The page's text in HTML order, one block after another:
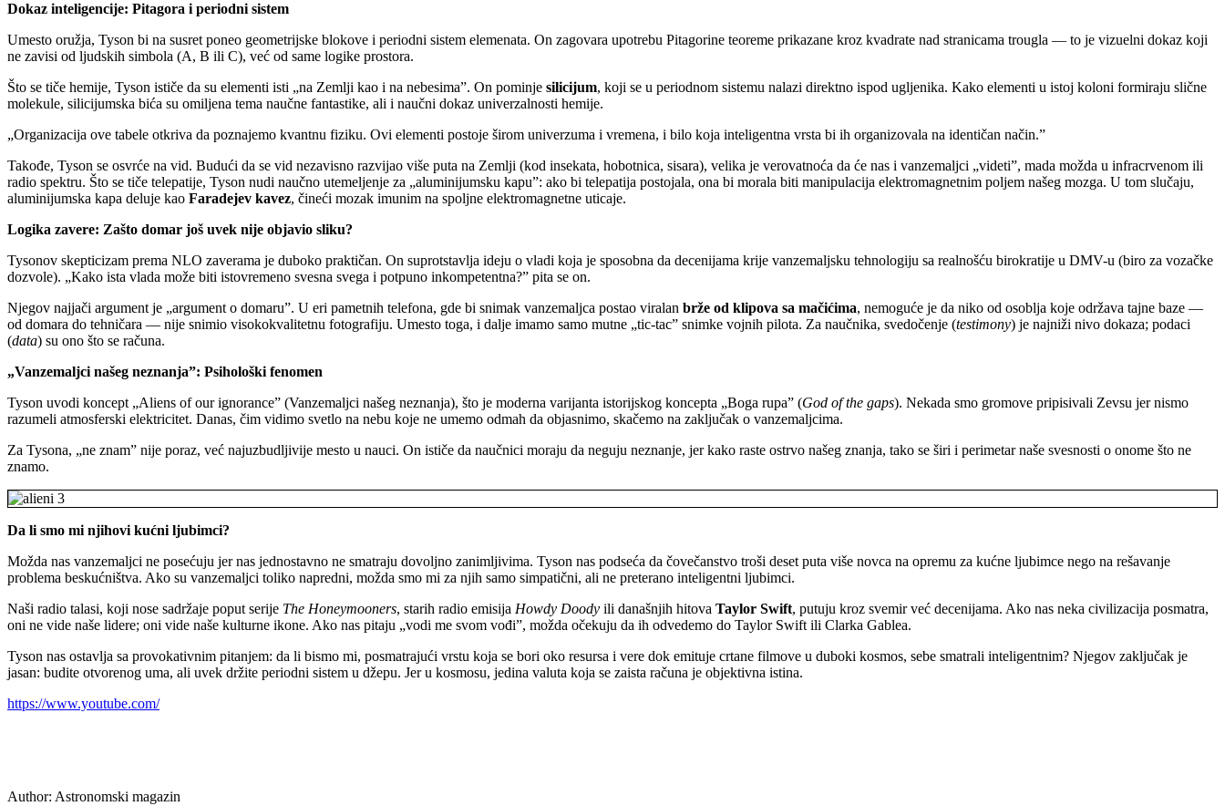
Dokaz inteligencije: Pitagora i periodni sistem
Umesto oružja, Tyson bi na susret poneo geometrijske blokove i periodni sistem elemenata. On zagovara upotrebu Pitagorine teoreme prikazane kroz kvadrate nad stranicama trougla — to je vizuelni dokaz koji
ne zavisi od ljudskih simbola (A, B ili C), već od same logike prostora.
Što se tiče hemije, Tyson ističe da su elementi isti „na Zemlji kao i na nebesima”. On pominje silicijum, koji se u periodnom sistemu nalazi direktno ispod ugljenika. Kako elementi u istoj koloni formiraju slične
molekule, silicijumska bića su omiljena tema naučne fantastike, ali i naučni dokaz univerzalnosti hemije.
„Organizacija ove tabele otkriva da poznajemo kvantnu fiziku. Ovi elementi postoje širom univerzuma i vremena, i bilo koja inteligentna vrsta bi ih organizovala na identičan način.”
Takođe, Tyson se osvrće na vid. Budući da se vid nezavisno razvijao više puta na Zemlji (kod insekata, hobotnica, sisara), velika je verovatnoća da će nas i vanzemaljci „videti”, mada možda u infracrvenom ili
radio spektru. Što se tiče telepatije, Tyson nudi naučno utemeljenje za „aluminijumsku kapu”: ako bi telepatija postojala, ona bi morala biti manipulacija elektromagnetnim poljem našeg mozga. U tom slučaju,
aluminijumska kapa deluje kao Faradejev kavez, čineći mozak imunim na spoljne elektromagnetne uticaje.
Logika zavere: Zašto domar još uvek nije objavio sliku?
Tysonov skepticizam prema NLO zaverama je duboko praktičan. On suprotstavlja ideju o vladi koja je sposobna da decenijama krije vanzemaljsku tehnologiju sa realnošću birokratije u DMV-u (biro za vozačke
dozvole). „Kako ista vlada može biti istovremeno svesna svega i potpuno inkompetentna?” pita se on.
Njegov najjači argument je „argument o domaru”. U eri pametnih telefona, gde bi snimak vanzemaljca postao viralan brže od klipova sa mačićima, nemoguće je da niko od osoblja koje održava tajne baze —
od domara do tehničara — nije snimio visokokvalitetnu fotografiju. Umesto toga, i dalje imamo samo mutne „tic-tac” snimke vojnih pilota. Za naučnika, svedočenje (testimony) je najniži nivo dokaza; podaci
(data) su ono što se računa.
„Vanzemaljci našeg neznanja”: Psihološki fenomen
Tyson uvodi koncept „Aliens of our ignorance” (Vanzemaljci našeg neznanja), što je moderna varijanta istorijskog koncepta „Boga rupa” (God of the gaps). Nekada smo gromove pripisivali Zevsu jer nismo
razumeli atmosferski elektricitet. Danas, čim vidimo svetlo na nebu koje ne umemo odmah da objasnimo, skačemo na zaključak o vanzemaljcima.
Za Tysona, „ne znam” nije poraz, već najuzbudljivije mesto u nauci. On ističe da naučnici moraju da neguju neznanje, jer kako raste ostrvo našeg znanja, tako se širi i perimetar naše svesnosti o onome što ne
znamo.
Da li smo mi njihovi kućni ljubimci?
Možda nas vanzemaljci ne posećuju jer nas jednostavno ne smatraju dovoljno zanimljivima. Tyson nas podseća da čovečanstvo troši deset puta više novca na opremu za kućne ljubimce nego na rešavanje
problema beskućništva. Ako su vanzemaljci toliko napredni, možda smo mi za njih samo simpatični, ali ne preterano inteligentni ljubimci.
Naši radio talasi, koji nose sadržaje poput serije The Honeymooners, starih radio emisija Howdy Doody ili današnjih hitova Taylor Swift, putuju kroz svemir već decenijama. Ako nas neka civilizacija posmatra,
oni ne vide naše lidere; oni vide naše kulturne ikone. Ako nas pitaju „vodi me svom vođi”, možda očekuju da ih odvedemo do Taylor Swift ili Clarka Gablea.
Tyson nas ostavlja sa provokativnim pitanjem: da li bismo mi, posmatrajući vrstu koja se bori oko resursa i vere dok emituje crtane filmove u duboki kosmos, sebe smatrali inteligentnim? Njegov zaključak je
jasan: budite otvorenog uma, ali uvek držite periodni sistem u džepu. Jer u kosmosu, jedina valuta koja se zaista računa je objektivna istina.
https://www.youtube.com/
Author: Astronomski magazin